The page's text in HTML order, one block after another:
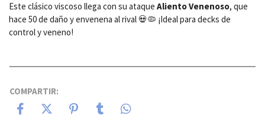
Este clásico viscoso llega con su ataque Aliento Venenoso, que
hace 50 de daño y envenena al rival 💀🦠 ¡Ideal para decks de
control y veneno!
COMPARTIR: